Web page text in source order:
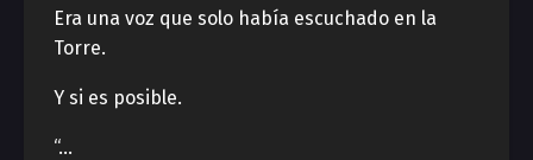
Era una voz que solo había escuchado en la
Torre.
Y si es posible.
“…